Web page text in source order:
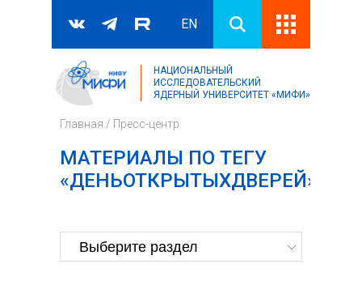
Форма поиска
Поиск
EN
НАЦИОНАЛЬНЫЙ
ИССЛЕДОВАТЕЛЬСКИЙ
ЯДЕРНЫЙ УНИВЕРСИТЕТ «МИФИ»
Главная / Пресс-центр
МАТЕРИАЛЫ ПО ТЕГУ
«ДЕНЬОТКРЫТЫХДВЕРЕЙ»